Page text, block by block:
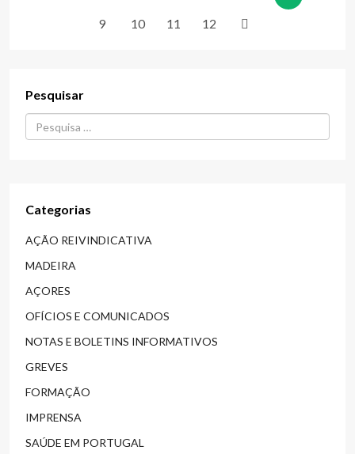
9
10 11 12
Pesquisar
Procurar...
Categorias
AÇÃO REIVINDICATIVA
MADEIRA
AÇORES
OFÍCIOS E COMUNICADOS
NOTAS E BOLETINS INFORMATIVOS
GREVES
FORMAÇÃO
IMPRENSA
SAÚDE EM PORTUGAL